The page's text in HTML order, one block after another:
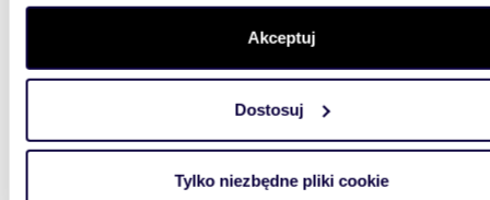
szczegółów. W Deklaracji plików cookie możesz zmienić
wycofać swoją zgodę w dowolnej chwili.
aby oferować funkcje społecznościowe i analizować ruch w
witrynie. Informacje o tym, jak korzystasz z naszej witryny,
analitycznym. Partnerzy mogą połączyć te informacje z
Akceptuj
Dostosuj
Tylko niezbędne pliki cookie
Garaż podziemny 12 m² w centrum Szczecina -
69